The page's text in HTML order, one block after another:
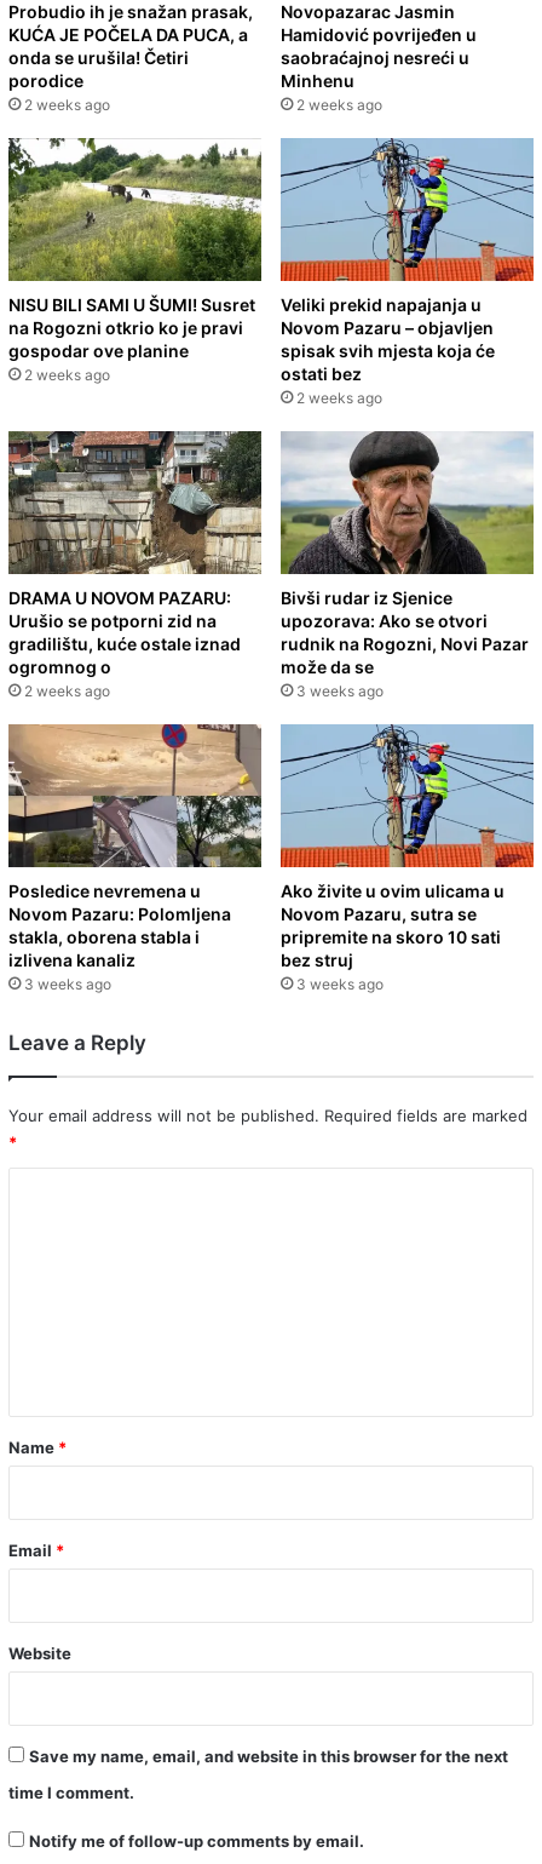
Probudio ih je snažan prasak,
KUĆA JE POČELA DA PUCA, a
onda se urušila! Četiri
porodice
2 weeks ago
Novopazarac Jasmin
Hamidović povrijeđen u
saobraćajnoj nesreći u
Minhenu
2 weeks ago
NISU BILI SAMI U ŠUMI! Susret
na Rogozni otkrio ko je pravi
gospodar ove planine
2 weeks ago
Veliki prekid napajanja u
Novom Pazaru – objavljen
spisak svih mjesta koja će
ostati bez
2 weeks ago
DRAMA U NOVOM PAZARU:
Urušio se potporni zid na
gradilištu, kuće ostale iznad
ogromnog o
2 weeks ago
Bivši rudar iz Sjenice
upozorava: Ako se otvori
rudnik na Rogozni, Novi Pazar
može da se
3 weeks ago
Posledice nevremena u
Novom Pazaru: Polomljena
stakla, oborena stabla i
izlivena kanaliz
3 weeks ago
Ako živite u ovim ulicama u
Novom Pazaru, sutra se
pripremite na skoro 10 sati
bez struj
3 weeks ago
Leave a Reply
Your email address will not be published. Required fields are marked
*
*
Name *
Email *
Website
Save my name, email, and website in this browser for the next
time I comment.
Notify me of follow-up comments by email.